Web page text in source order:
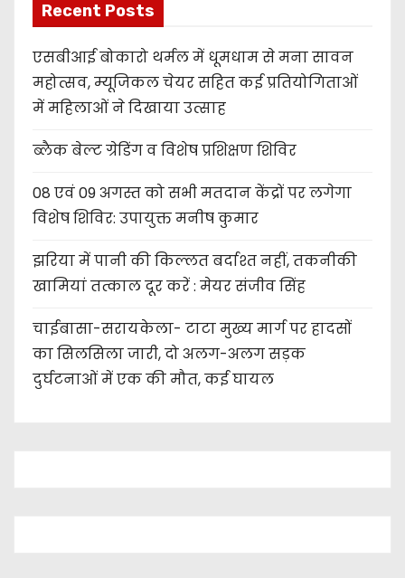
Recent Posts
एसबीआई बोकारो थर्मल में धूमधाम से मना सावन
महोत्सव, म्यूजिकल चेयर सहित कई प्रतियोगिताओं
में महिलाओं ने दिखाया उत्साह
ब्लैक बेल्ट ग्रेडिंग व विशेष प्रशिक्षण शिविर
08 एवं 09 अगस्त को सभी मतदान केंद्रों पर लगेगा
विशेष शिविर: उपायुक्त मनीष कुमार
झरिया में पानी की किल्लत बर्दाश्त नहीं, तकनीकी
खामियां तत्काल दूर करें : मेयर संजीव सिंह
चाईबासा-सरायकेला- टाटा मुख्य मार्ग पर हादसों
का सिलसिला जारी, दो अलग-अलग सड़क
दुर्घटनाओं में एक की मौत, कई घायल